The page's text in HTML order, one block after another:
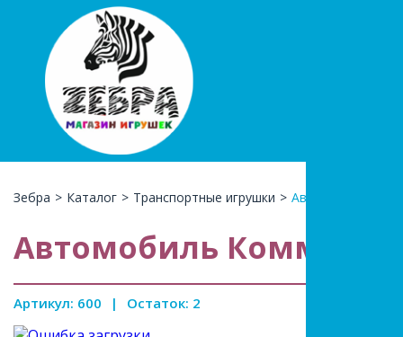
Зебра > Каталог > Транспортные игрушки > Автомобиль
Автомобиль
Артикул: 600 | Остаток: 2